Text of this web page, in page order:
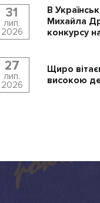
31
лип.
2026
В
Михайла
конкурсу
27
лип.
2026
Щиро
високою